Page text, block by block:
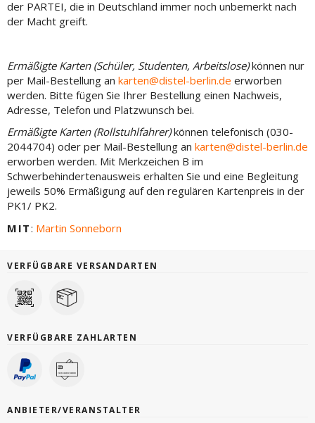
der PARTEI, die in Deutschland immer noch unbemerkt nach
der Macht greift.
Ermäßigte Karten (Schüler, Studenten, Arbeitslose)können nur
per Mail-Bestellung an karten@distel-berlin.de erworben
werden. Bitte fügen Sie Ihrer Bestellung einen Nachweis,
Adresse, Telefon und Platzwunsch bei.
Ermäßigte Karten (Rollstuhlfahrer)können telefonisch (030-
2044704) oder per Mail-Bestellung an karten@distel-berlin.de
erworben werden. Mit Merkzeichen B im
Schwerbehindertenausweis erhalten Sie und eine Begleitung
jeweils 50% Ermäßigung auf den regulären Kartenpreis in der
PK1/ PK2.
MIT: Martin Sonneborn
VERFÜGBARE VERSANDARTEN
VERFÜGBARE ZAHLARTEN
ANBIETER/VERANSTALTER